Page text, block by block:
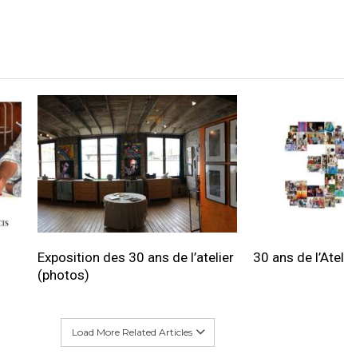
Exposition des 30 ans de l’atelier
(photos)
30 ans de
Load More Related Articles